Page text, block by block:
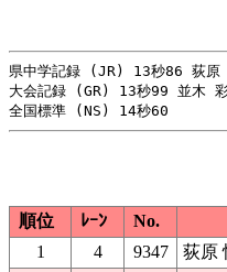
県中学記録 (JR) 13秒86 荻原
大会記録 (GR) 13秒99 並木
順位 ﾚｰﾝ No.
1
4 9347 荻原